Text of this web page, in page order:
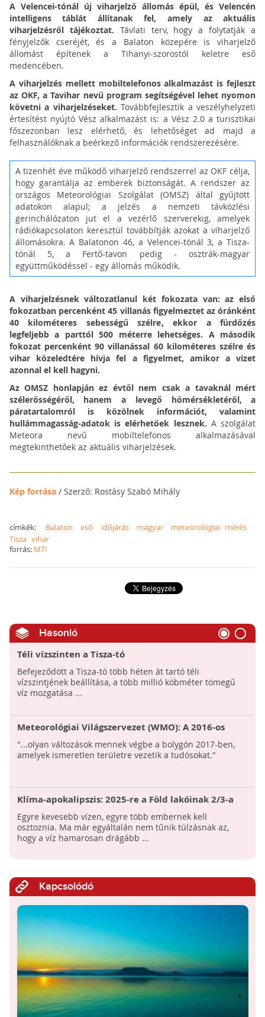
A Velencei-tónál új viharjelző állomás épül, és Velencén
intelligens táblát állítanak fel, amely az aktuális
viharjelzésről tájékoztat. Távlati terv, hogy a folytatják a
fényjelzők cseréjét, és a Balaton közepére is viharjelző
állomást építenek a Tihanyi-szorostól keletre eső
medencében.
A viharjelzés mellett mobiltelefonos alkalmazást is fejleszt
az OKF, a Tavihar nevű program segítségével lehet nyomon
követni a viharjelzéseket.Továbbfejlesztik a veszélyhelyzeti
értesítést nyújtó Vész alkalmazást is: a Vész 2.0 a turisztikai
főszezonban lesz elérhető, és lehetőséget ad majd a
felhasználóknak a beérkező információk rendszerezésére.
A tizenhét éve működő viharjelző rendszerrel az OKF célja,
hogy garantálja az emberek biztonságát. A rendszer az
országos Meteorológiai Szolgálat (OMSZ) által gyűjtött
adatokon alapul; a jelzés a nemzeti távközlési
gerinchálózaton jut el a vezérlő szerverekig, amelyek
rádiókapcsolaton keresztül továbbítják azokat a viharjelző
állomásokra. A Balatonon 46, a Velencei-tónál 3, a Tisza-
tónál 5, a Fertő-tavon pedig - osztrák-magyar
együttműködéssel - egy állomás működik.
A viharjelzésnek változatlanul két fokozata van: az első
fokozatban percenként 45 villanás figyelmeztet az óránként
40 kilométeres sebességű szélre, ekkor a fürdőzés
legfeljebb a parttól 500 méterre lehetséges. A második
fokozat percenként 90 villanással 60 kilométeres szélre és
vihar közeledtére hívja fel a figyelmet, amikor a vizet
azonnal el kell hagyni.
Az OMSZ honlapján ez évtől nem csak a tavaknál mért
szélerősségéről, hanem a levegő hőmérsékletéről, a
páratartalomról is közölnek információt, valamint
hullámmagasság-adatok is elérhetőek lesznek. A szolgálat
Meteora nevű mobiltelefonos alkalmazásával
megtekinthetőek az aktuális viharjelzések.
Kép forrása/ Szerző: Rostásy Szabó Mihály
címkék: Balaton eső időjárás magyar
meteorológiai mérés
Tisza vihar
forrás: MTI
Hasonló
Téli vízszinten a Tisza-tó
Befejeződött a Tisza-tó több héten át tartó téli
vízszintjének beállítása, a több millió köbméter tömegű
víz mozgatása ...
Meteorológiai Világszervezet (WMO): A 2016-os
rekordmeleg után idén is folytatódnak a
szélsőséges időjárási jelenségek
"...olyan változások mennek végbe a bolygón 2017-ben,
amelyek ismeretlen területre vezetik a tudósokat."
Klíma-apokalipszis: 2025-re a Föld lakóinak 2/3-a
vízhiánnyal küzd majd
Egyre kevesebb vízen, egyre több embernek kell
osztoznia. Ma már egyáltalán nem tűnik túlzásnak az,
hogy a víz hamarosan drágább ...
Kapcsolódó